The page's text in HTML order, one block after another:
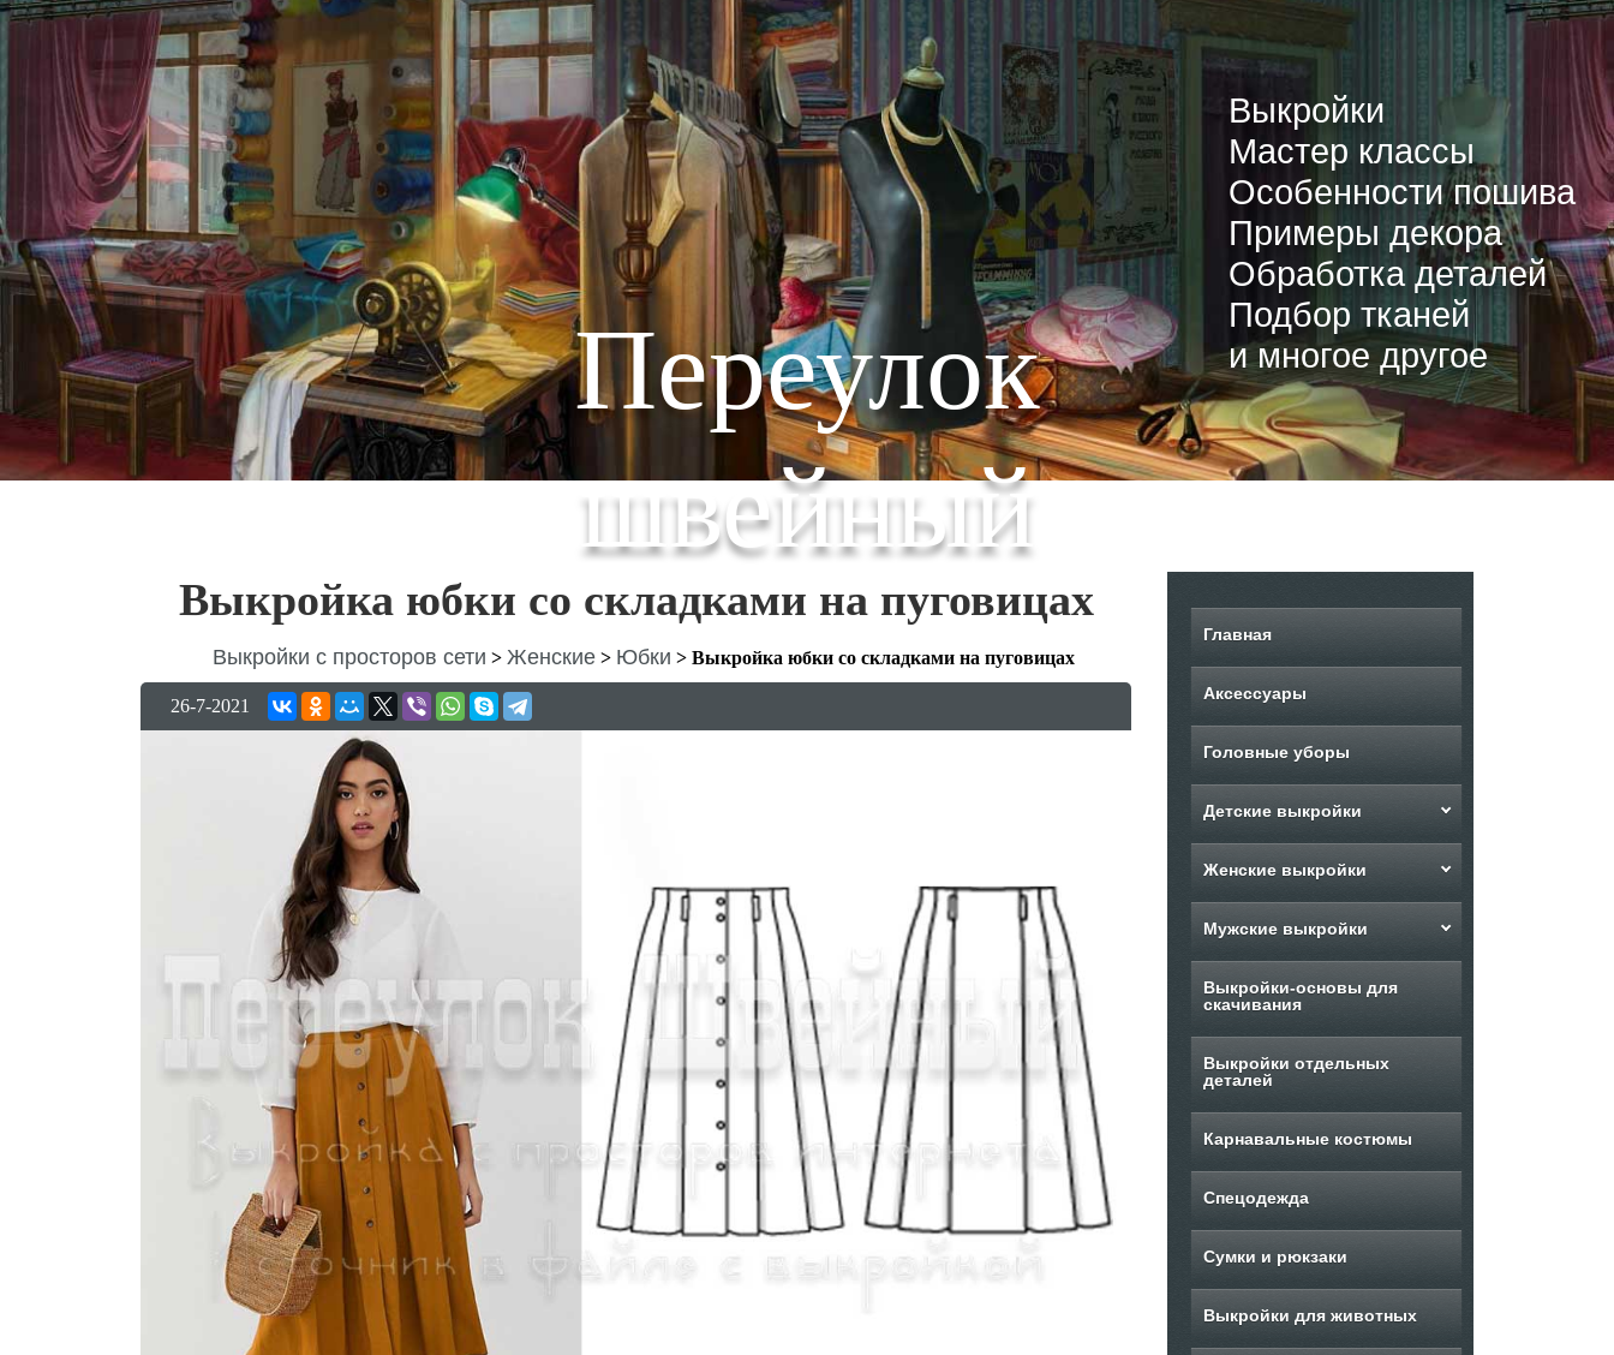
Переулок
швейный
Выкройки
Мастер классы
Особенности пошива
Примеры декора
Обработка деталей
Подбор тканей
и многое другое
Выкройка юбки со складками на пуговицах
Выкройки с просторов сети > Женские > Юбки > Выкройка юбки со складками на пуговицах
26-7-2021
Главная
Аксессуары
Головные уборы
Детские выкройки
Женские выкройки
Мужские выкройки
Выкройки-основы для
скачивания
Выкройки отдельных
деталей
Карнавальные костюмы
Спецодежда
Сумки и рюкзаки
Выкройки для животных